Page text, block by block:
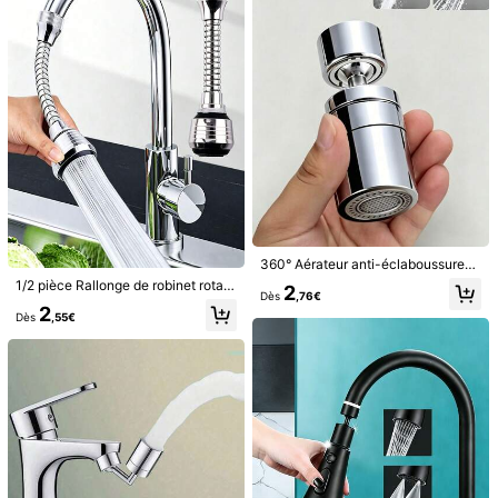
c***0 Couleur: Argent / Taille: Aérateur à bulles - Argent
tres d 'utilisation
Utile
s***6 Couleur: Argent / Taille: Taille Unique
j’adoremonarticlehâte tester
Utile
d***9 Couleur: Argent / Taille: Taille Unique
Parfait article
l***a Couleur: Argent / Taille: Taille Unique
topbonne
Utile(0)
1/2 pièce Rallonge de robinet rotative à 360°, dispositif d'économie d'eau de robinet, buse filtrante anti-éclaboussures en acier inoxydable, booster de robinet, accessoire de robinet, 2 modes de débit d'eau, convient pour la salle de bain, les toilettes, la cuisine, la salle à manger, l'évier, le lavabo, ustensiles de cuisine, fournitures ménagères quotidiennes, accessoires de cuisine, accessoires de salle de bain, accessoire de robinet
Dès 2,55€
360° Aérateur anti-éclaboussures rotatif pour robinet de cuisine et de salle de bain, buse d'extension de robinet d'évier moderne, accessoires de lavage anti-éclaboussures, rallonge d'aérateur de robinet, rallonge rotative, structure en plastique durable, surface polie, convient aux robinets d'évier de cuisine et de salle de bain, idéal pour le lavage des légumes, des fruits et de la vaisselle, compatible avec les lave-vaisselle, améliorez votre robinet, idéal pour les cadeaux de fête et les rénovations domiciliaires
Dès 2,76€